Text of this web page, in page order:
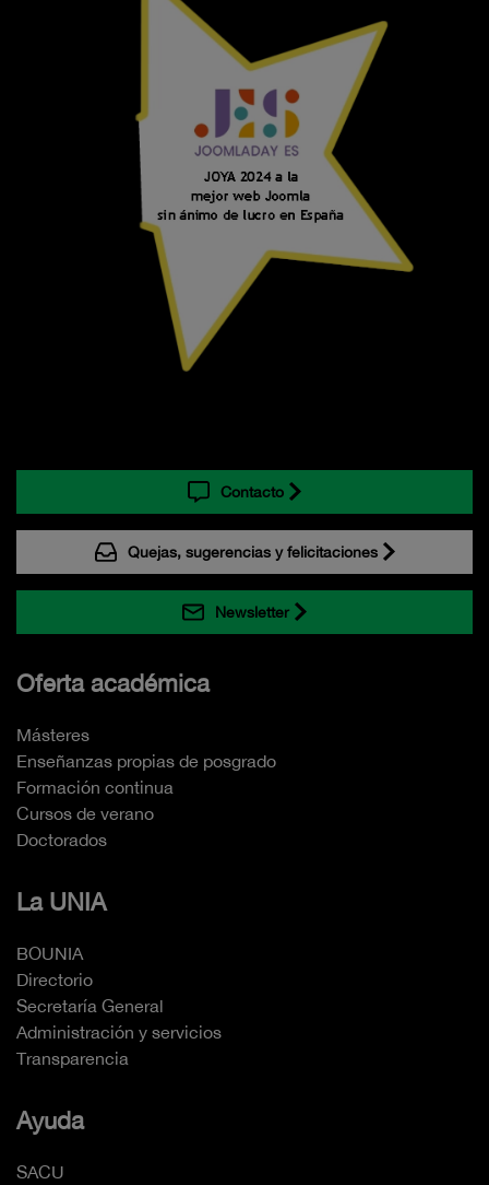
Contacto
Quejas, sugerencias y felicitaciones
Newsletter
Oferta académica
Másteres
Enseñanzas propias de posgrado
Formación continua
Cursos de verano
Doctorados
La UNIA
BOUNIA
Directorio
Secretaría General
Administración y servicios
Transparencia
Ayuda
SACU